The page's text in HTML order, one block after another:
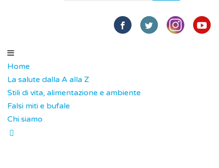
Home
La salute dalla A alla Z
Stili di vita, alimentazione e ambiente
Falsi miti e bufale
Chi siamo